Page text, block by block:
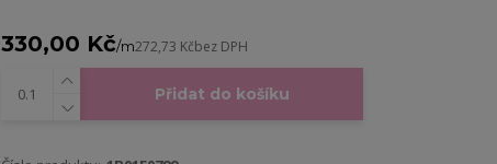
330,00 Kč/m272,73 Kčbez DPH
Přidat do košíku